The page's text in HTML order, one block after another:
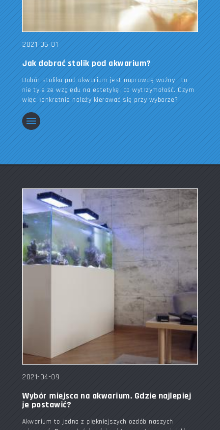
2021-06-01
Jak dobrać stolik pod akwarium?
Dobór stolika pod akwarium jest naprawdę ważny i to
nie tyle ze względu na estetykę, co wytrzymałość. Czym
więc konkretnie należy kierować się przy wyborze?
2021-04-09
Wybór miejsca na akwarium. Gdzie najlepiej
je postawić?
Akwarium to jedna z piękniejszych ozdób naszych